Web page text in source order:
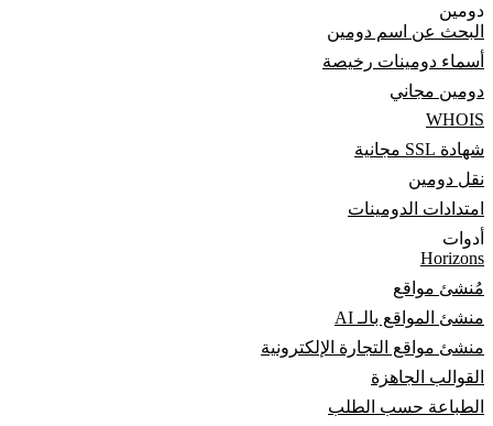
دومين
البحث عن اسم دومين
أسماء دومينات رخيصة
دومين مجاني
WHOIS
شهادة SSL مجانية
نقل دومين
امتدادات الدومينات
أدوات
Horizons
مُنشئ مواقع
منشئ المواقع بالـ AI
منشئ مواقع التجارة الإلكترونية
القوالب الجاهزة
الطباعة حسب الطلب